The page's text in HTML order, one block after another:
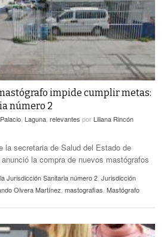
impide cumplir metas:
número 2
Laguna relevantes por Liliana Rincón
la secretaria de Salud del Estado de
la compra de nuevos mastógrafos
Jurisdicción Sanitaria número 2 Jurisdicción
Olvera Martínez mastografias Mastógrafo